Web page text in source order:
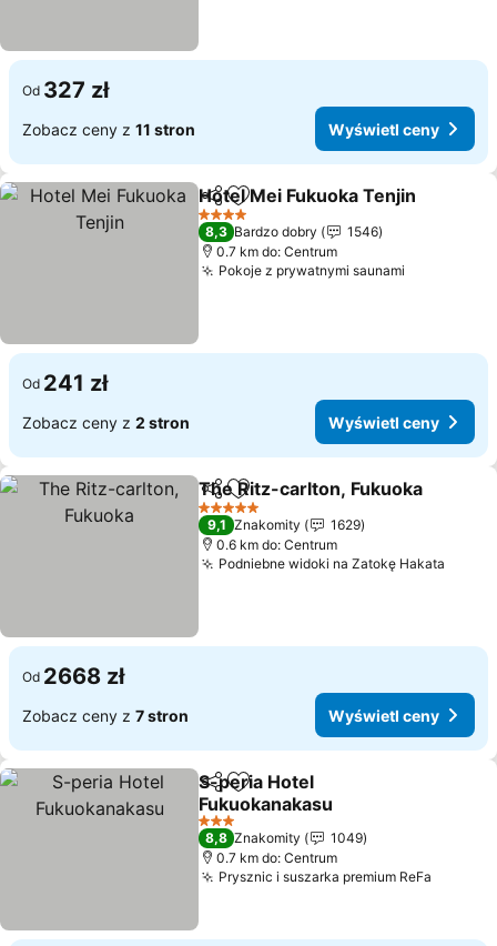
Od 327 zł
Zobacz ceny z 11 stron Wyświetl ceny
Udostępnij
Dodaj do ulubionych
Hotel Mei Fukuoka Tenjin
4 Kategoria
8,3 Bardzo dobry
1546
0.7 km do: Centrum
Pokoje z prywatnymi saunami
Od 241 zł
Zobacz ceny z 2 stron Wyświetl ceny
Udostępnij
Dodaj do ulubionych
The Ritz-carlton, Fukuoka
5 Kategoria
9,1 Znakomity
1629
0.6 km do: Centrum
Podniebne widoki na Zatokę Hakata
Od 2668 zł
Zobacz ceny z 7 stron Wyświetl ceny
UdostępnijDodaj do ulubionych
S-peria Hotel
Fukuokanakasu
Wyświetl ceny
3 Kategoria
8,8 Znakomity
1049
0.7 km do: Centrum
Prysznic i suszarka premium ReFa